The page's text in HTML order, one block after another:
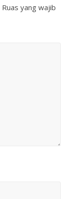
Ruas yang wajib